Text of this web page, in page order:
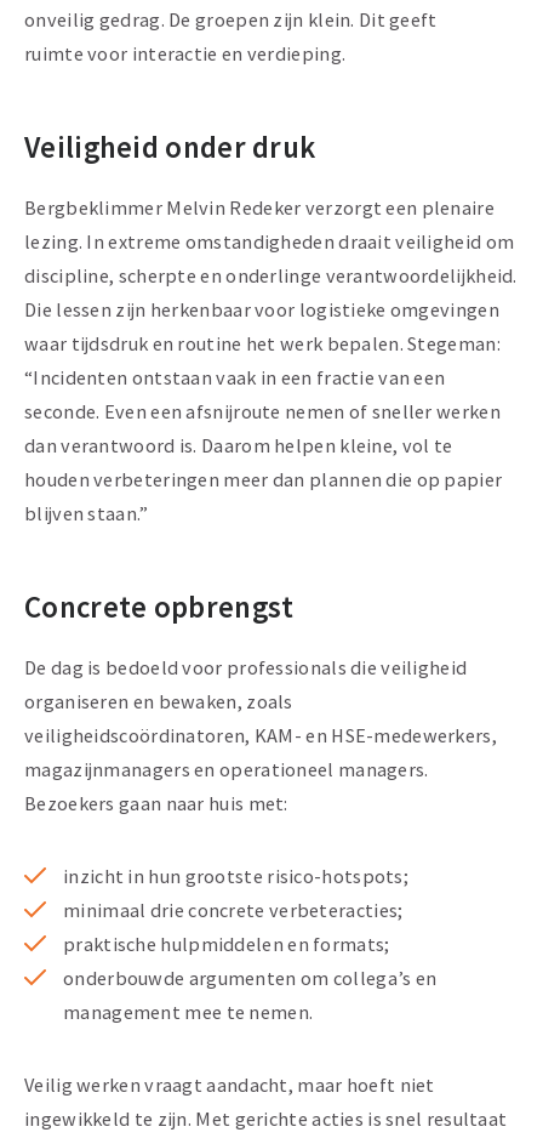
onveilig gedrag. De groepen zijn klein. Dit geeft
ruimte voor interactie en verdieping.
Veiligheid onder druk
Bergbeklimmer Melvin Redeker verzorgt een plenaire
lezing. In extreme omstandigheden draait veiligheid om
discipline, scherpte en onderlinge verantwoordelijkheid.
Die lessen zijn herkenbaar voor logistieke omgevingen
waar tijdsdruk en routine het werk bepalen. Stegeman:
“Incidenten ontstaan vaak in een fractie van een
seconde. Even een afsnijroute nemen of sneller werken
dan verantwoord is. Daarom helpen kleine, vol te
houden verbeteringen meer dan plannen die op papier
blijven staan.”
Concrete opbrengst
De dag is bedoeld voor professionals die veiligheid
organiseren en bewaken, zoals
veiligheidscoördinatoren, KAM- en HSE-medewerkers,
magazijnmanagers en operationeel managers.
Bezoekers gaan naar huis met:
inzicht in hun grootste risico-hotspots;
minimaal drie concrete verbeteracties;
praktische hulpmiddelen en formats;
onderbouwde argumenten om collega’s en
management mee te nemen.
Veilig werken vraagt aandacht, maar hoeft niet
ingewikkeld te zijn. Met gerichte acties is snel resultaat